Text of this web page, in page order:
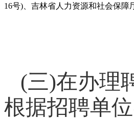
16号)、吉林省人力资源和社会保
(三)在办理
根据招聘单